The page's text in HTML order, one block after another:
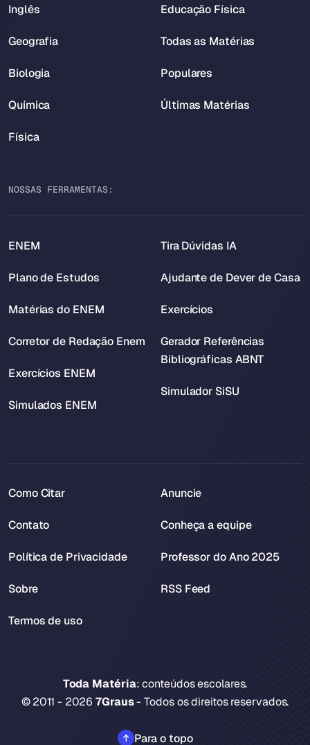
Inglês
Geografia
Biologia
Química
Física
Educação Física
Todas as Matérias
Populares
Últimas Matérias
NOSSAS FERRAMENTAS:
ENEM
Plano de Estudos
Matérias do ENEM
Corretor de Redação Enem
Exercícios ENEM
Simulados ENEM
Tira Dúvidas IA
Ajudante de Dever de Casa
Exercícios
Gerador Referências
Bibliográficas ABNT
Simulador SiSU
Toda Matéria: conteúdos escolares.
© 2011 - 20267Graus- Todos os direitos reservados.
Para o topo
Como Citar
Contato
Política de Privacidade
Sobre
Termos de uso
Anuncie
Conheça a equipe
Professor do Ano 2025
RSS Feed